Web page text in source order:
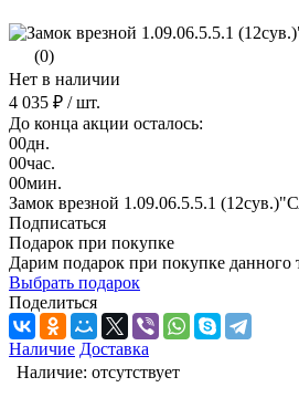
(0)
Нет в наличии
4 035 ₽ / шт.
До конца акции осталось:
00дн.
00час.
00мин.
Замок врезной 1.09.06.5.5.1
Подписаться
Подарок при покупке
Дарим подарок при покупке данного
Выбрать подарок
Поделиться
Наличие Доставка
Наличие: отсутствует